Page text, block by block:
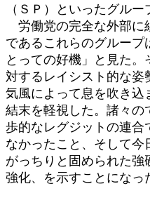
（ＳＰ）といったグルー
労働党の完全な外部に
であるこれらのグループ
とっての好機」と見た
対するレイシスト的な姿
気風によって息を吹き込
結末を軽視した。諸々の
歩的なレグジットの連合
なかったこと、そして今
がっちりと固められた強
強化、を示すことになっ